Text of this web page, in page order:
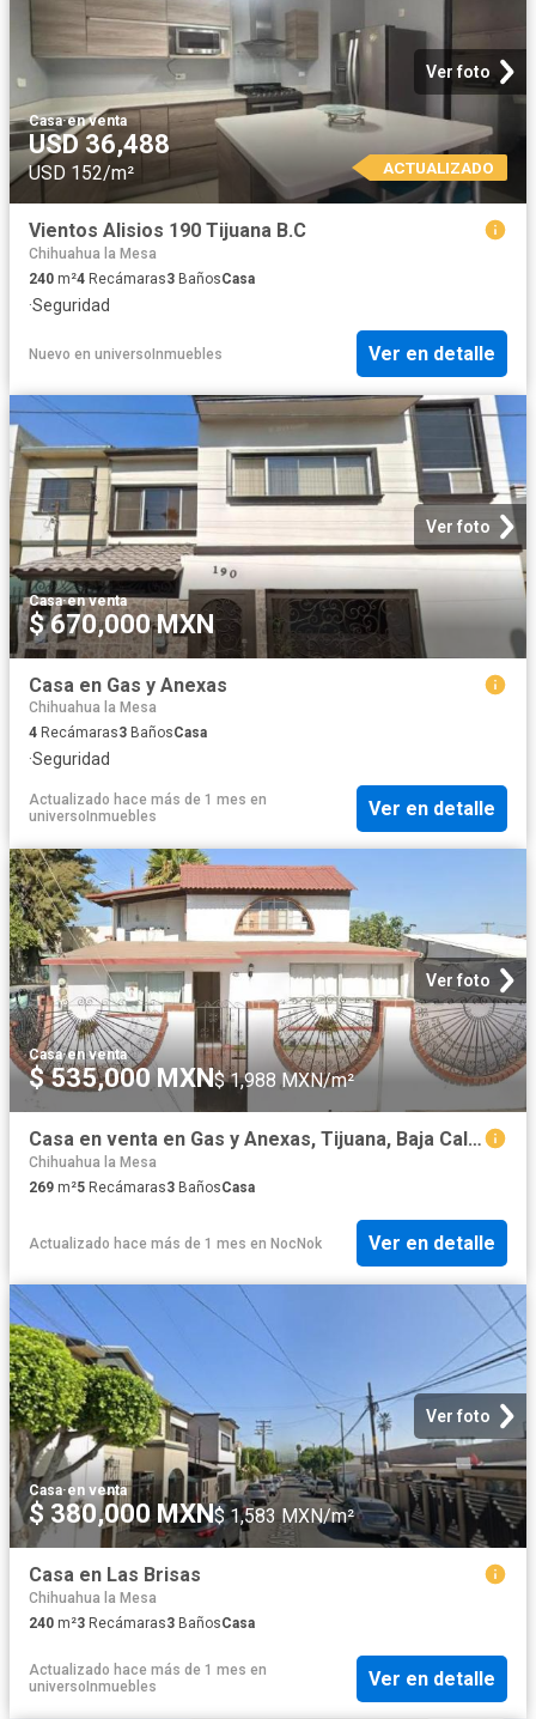
Ver foto
Casa·en venta
USD 36,488
USD 152/m² ACTUALIZADO
Vientos Alisios 190 Tijuana B.C
Chihuahua la Mesa
240 m²4 Recámaras3 BañosCasa
·Seguridad
Nuevo en universoInmuebles Ver en detalle
Ver foto
Casa·en venta
$ 670,000 MXN
Casa en Gas y Anexas
Chihuahua la Mesa
4 Recámaras3 BañosCasa
·Seguridad
Actualizado hace más de 1 mes en
universoInmuebles
Ver en detalle
Ver foto
Casa·en venta
$ 535,000 MXN$ 1,988 MXN/m²
Casa en venta en Gas y Anexas, Tijuana, Baja California
Chihuahua la Mesa
269 m²5 Recámaras3 BañosCasa
Actualizado hace más de 1 mes en NocNok Ver en detalle
Ver foto
Casa·en venta
$ 380,000 MXN$ 1,583 MXN/m²
Casa en Las Brisas
Chihuahua la Mesa
240 m²3 Recámaras3 BañosCasa
Actualizado hace más de 1 mes en
universoInmuebles
Ver en detalle